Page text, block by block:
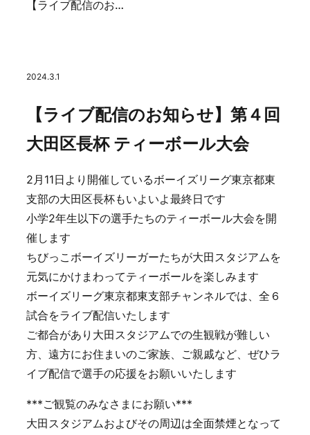
【ライブ配信のお知らせ】第４回大田区長杯 ティーボール大会
2024.3.1
【ライブ配信のお知らせ】第４回
大田区長杯 ティーボール大会
2月11日より開催しているボーイズリーグ東京都東
支部の大田区長杯もいよいよ最終日です
小学2年生以下の選手たちのティーボール大会を開
催します
ちびっこボーイズリーガーたちが大田スタジアムを
元気にかけまわってティーボールを楽しみます
ボーイズリーグ東京都東支部チャンネルでは、全６
試合をライブ配信いたします
ご都合があり大田スタジアムでの生観戦が難しい
方、遠方にお住まいのご家族、ご親戚など、ぜひラ
イブ配信で選手の応援をお願いいたします
***ご観覧のみなさまにお願い***
大田スタジアムおよびその周辺は全面禁煙となって